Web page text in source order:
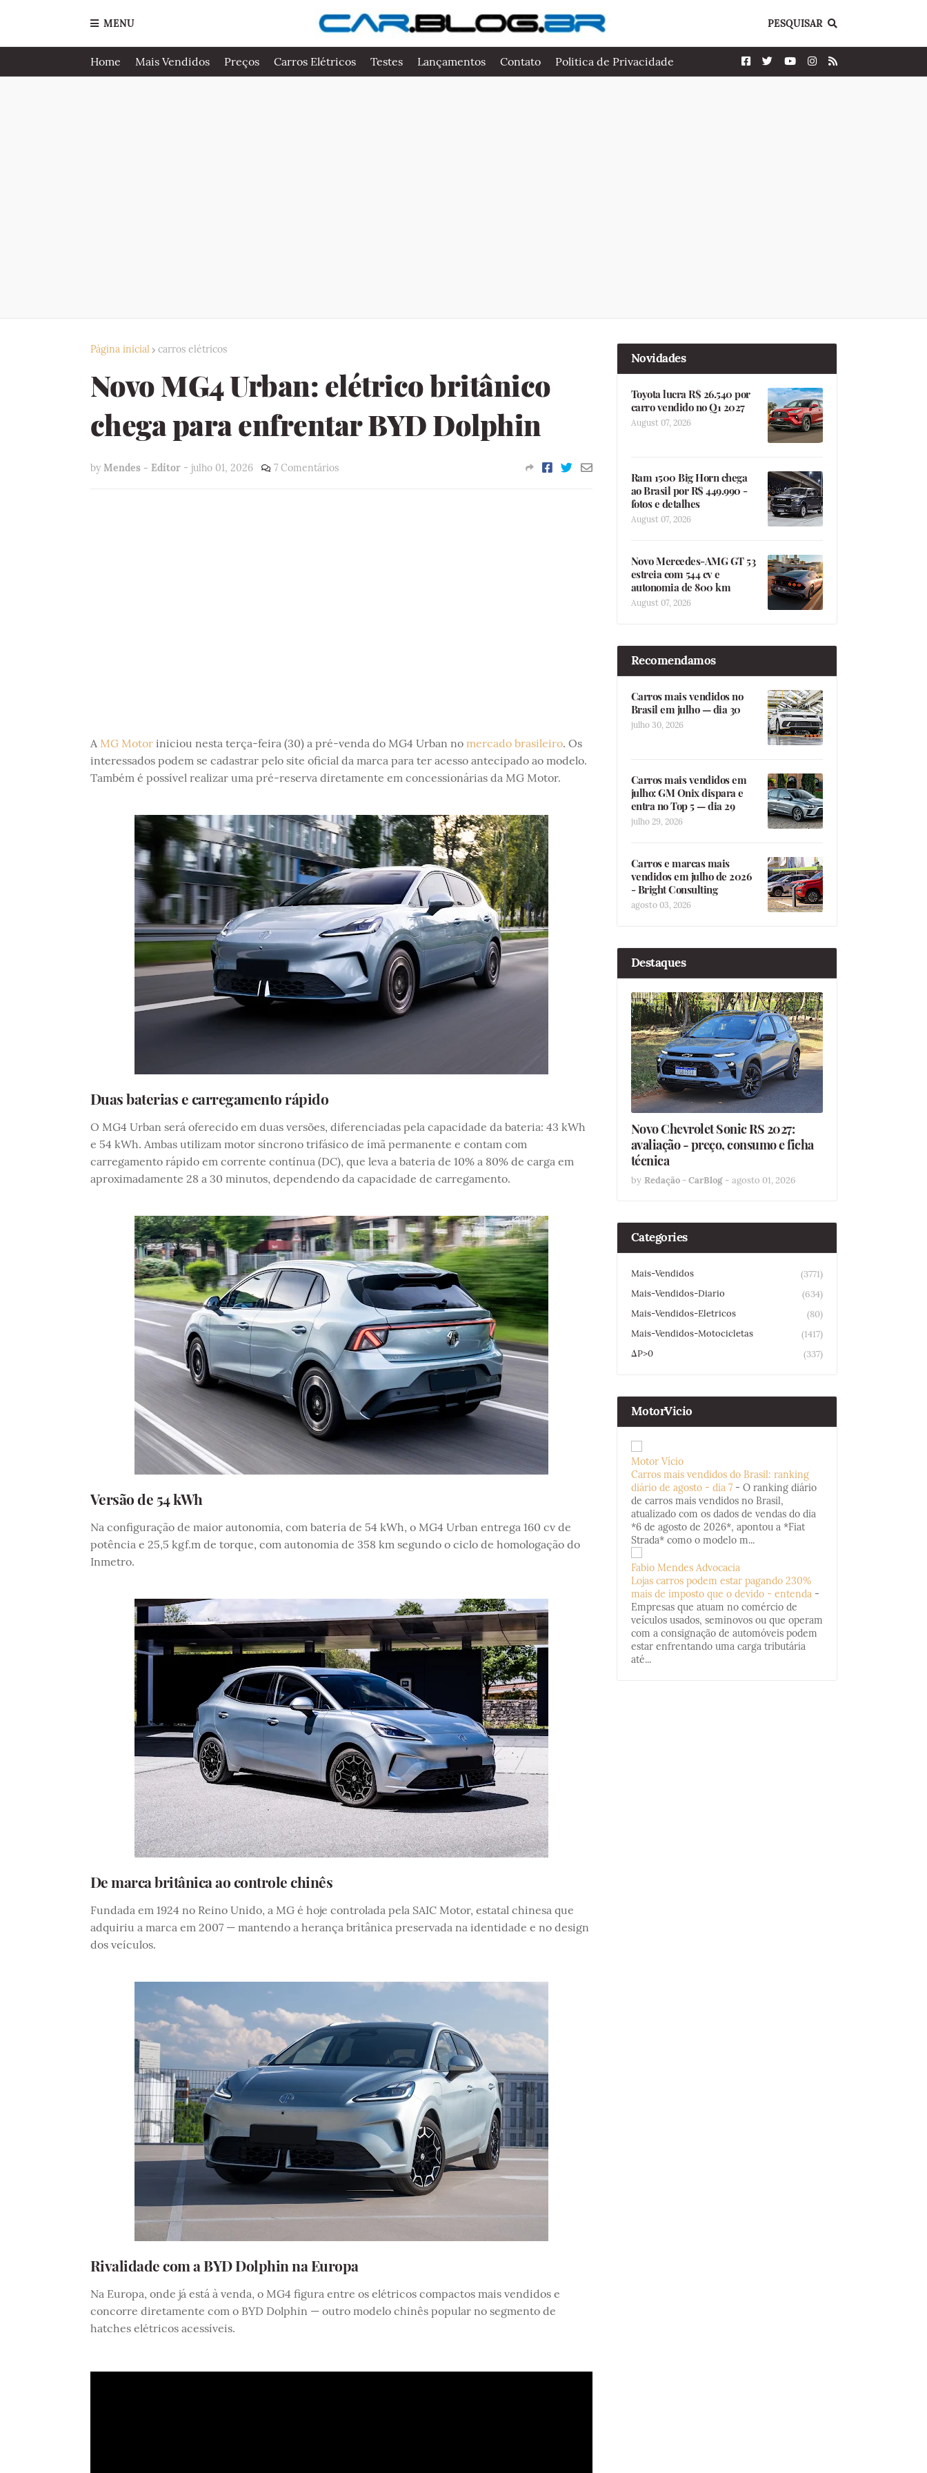
MENU PESQUISAR
Home Mais Vendidos Preços Carros Elétricos Testes Lançamentos Contato Politica de Privacidade
Página inicial carros elétricos
Novo MG4 Urban: elétrico britânico
chega para enfrentar BYD Dolphin
by Mendes - Editor - julho 01, 2026 7 Comentários
A MG Motoriniciou nesta terça-feira (30) a pré-venda do MG4 Urban no mercado brasileiro. Os
interessados podem se cadastrar pelo site oficial da marca para ter acesso antecipado ao modelo.
Também é possível realizar uma pré-reserva diretamente em concessionárias da MG Motor.
Duas baterias e carregamento rápido
O MG4 Urban será oferecido em duas versões, diferenciadas pela capacidade da bateria: 43 kWh
e 54 kWh. Ambas utilizam motor síncrono trifásico de ímã permanente e contam com
carregamento rápido em corrente contínua (DC), que leva a bateria de 10% a 80% de carga em
aproximadamente 28 a 30 minutos, dependendo da capacidade de carregamento.
Versão de 54 kWh
Na configuração de maior autonomia, com bateria de 54 kWh, o MG4 Urban entrega 160 cv de
potência e 25,5 kgf.m de torque, com autonomia de 358 km segundo o ciclo de homologação do
Inmetro.
De marca britânica ao controle chinês
Fundada em 1924 no Reino Unido, a MG é hoje controlada pela SAIC Motor, estatal chinesa que
adquiriu a marca em 2007 — mantendo a herança britânica preservada na identidade e no design
dos veículos.
Rivalidade com a BYD Dolphin na Europa
Na Europa, onde já está à venda, o MG4 figura entre os elétricos compactos mais vendidos e
concorre diretamente com o BYD Dolphin — outro modelo chinês popular no segmento de
hatches elétricos acessíveis.
Novidades
Toyota lucra R$ 26.540 por
carro vendido no Q1 2027
August 07, 2026
Ram 1500 Big Horn chega
ao Brasil por R$ 449.990 -
fotos e detalhes
August 07, 2026
Novo Mercedes-AMG GT 53
estreia com 544 cv e
autonomia de 800 km
August 07, 2026
Recomendamos
Carros mais vendidos no
Brasil em julho — dia 30
julho 30, 2026
Carros mais vendidos em
julho: GM Onix dispara e
entra no Top 5 — dia 29
julho 29, 2026
Carros e marcas mais
vendidos em julho de 2026
- Bright Consulting
agosto 03, 2026
Destaques
Novo Chevrolet Sonic RS 2027:
avaliação - preço, consumo e ficha
técnica
by Redação - CarBlog - agosto 01, 2026
Categories
Mais-Vendidos
(3771)
Mais-Vendidos-Diario
(634)
Mais-Vendidos-Eletricos
(80)
Mais-Vendidos-Motocicletas
(1417)
ΔP>0
(337)
MotorVicio
Motor Vício
Carros mais vendidos do Brasil: ranking
diário de agosto - dia 7 - O ranking diário
de carros mais vendidos no Brasil,
atualizado com os dados de vendas do dia
*6 de agosto de 2026*, apontou a *Fiat
Strada* como o modelo m...
Fabio Mendes Advocacia
Lojas carros podem estar pagando 230%
mais de imposto que o devido - entenda -
Empresas que atuam no comércio de
veículos usados, seminovos ou que operam
com a consignação de automóveis podem
estar enfrentando uma carga tributária
até...